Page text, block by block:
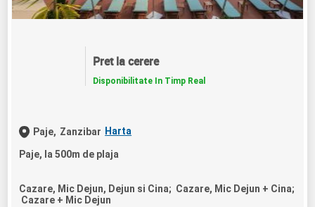
Pret la cerere
Disponibilitate In Timp Real
Paje, Zanzibar Harta
Paje, la 500m de plaja
Cazare, Mic Dejun, Dejun si Cina; Cazare, Mic Dejun + Cina;
Cazare + Mic Dejun